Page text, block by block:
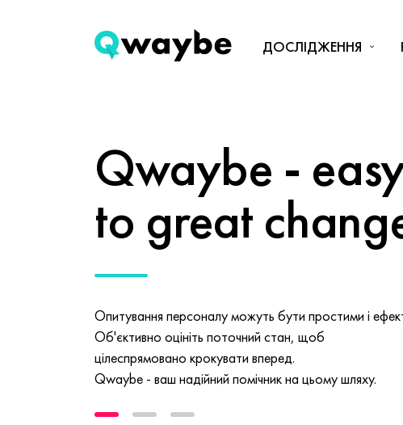
ДОСЛІДЖЕННЯ
Qwaybe -
to great
Опитування персоналу можуть бути простими і
Об'єктивно оцініть поточний стан, щоб
цілеспрямовано крокувати вперед.
Qwaybe - ваш надійний помічник на цьому шляху.